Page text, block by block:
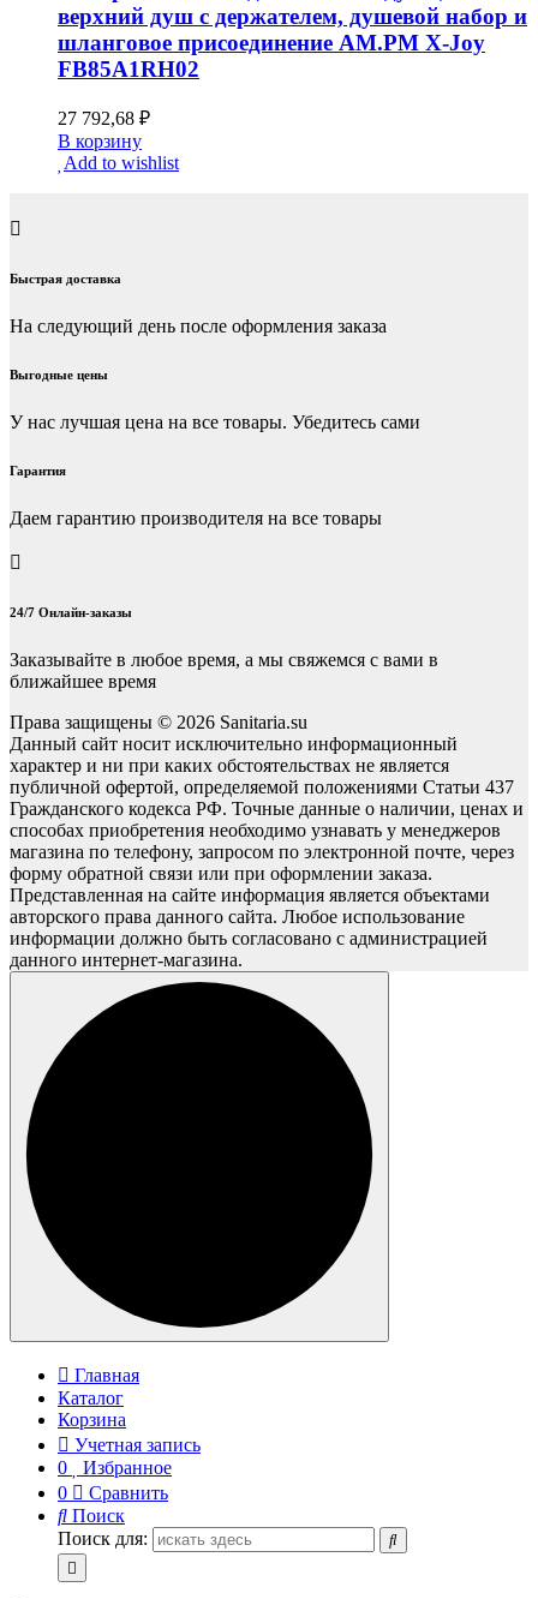
верхний душ с держателем, душевой набор и
шланговое присоединение AM.PM X-Joy
FB85A1RH02
27 792,68 ₽
В корзину
Add to wishlist
Быстрая доставка
На следующий день после оформления заказа
Выгодные цены
У нас лучшая цена на все товары. Убедитесь сами
Гарантия
Даем гарантию производителя на все товары
24/7 Онлайн-заказы
Заказывайте в любое время, а мы свяжемся с вами в
ближайшее время
Права защищены © 2026 Sanitaria.su
Данный сайт носит исключительно информационный
характер и ни при каких обстоятельствах не является
публичной офертой, определяемой положениями Статьи 437
Гражданского кодекса РФ. Точные данные о наличии, ценах и
способах приобретения необходимо узнавать у менеджеров
магазина по телефону, запросом по электронной почте, через
форму обратной связи или при оформлении заказа.
Представленная на сайте информация является объектами
авторского права данного сайта. Любое использование
информации должно быть согласовано с администрацией
данного интернет-магазина.
Главная
Каталог
Корзина
Учетная запись
0
Избранное
0
Сравнить
Поиск
Поиск для: